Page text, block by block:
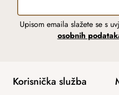
Upisom emaila slažete se s
osobnih
Korisnička služba